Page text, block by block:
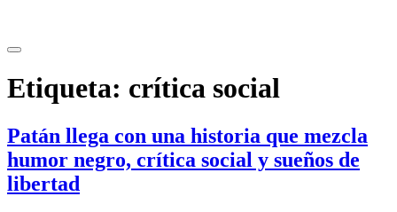
contenido
Etiqueta: crítica social
Patán llega con una historia que mezcla
humor negro, crítica social y sueños de
libertad